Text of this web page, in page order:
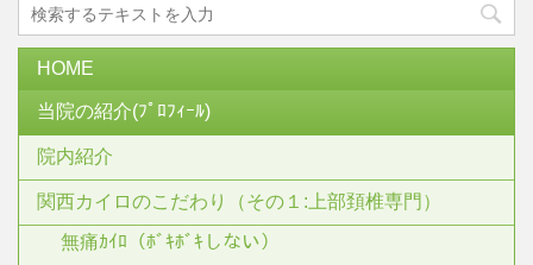
HOME
当院の紹介(ﾌﾟﾛﾌｨｰﾙ)
院内紹介
関西カイロのこだわり（その１:上部頚椎専門）
無痛ｶｲﾛ（ﾎﾞｷﾎﾞｷしない）